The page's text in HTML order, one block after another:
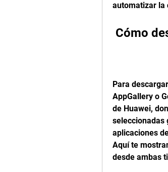
automatizar la
Cómo
Para
AppGallery o
de Huawei,
seleccionadas
aplicaciones
Aquí te
desde ambas